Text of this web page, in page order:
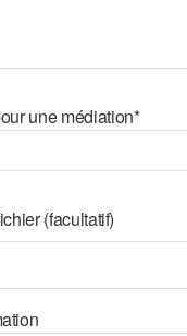
une médiation*
(facultatif)